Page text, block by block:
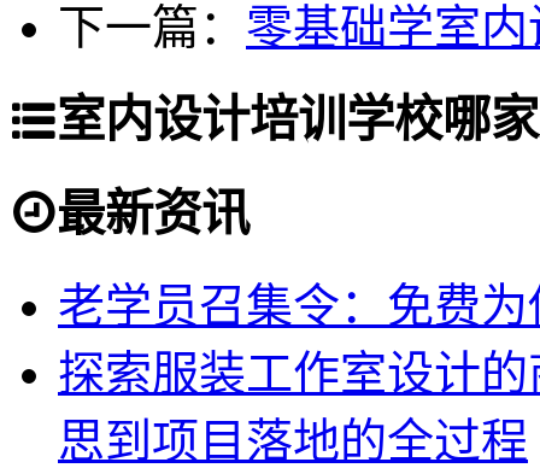
下一篇： 零基础学室
室内设计培训学校哪
最新资讯
老学员召集令：免费
探索服装工作室设计
思到项目落地的全过程